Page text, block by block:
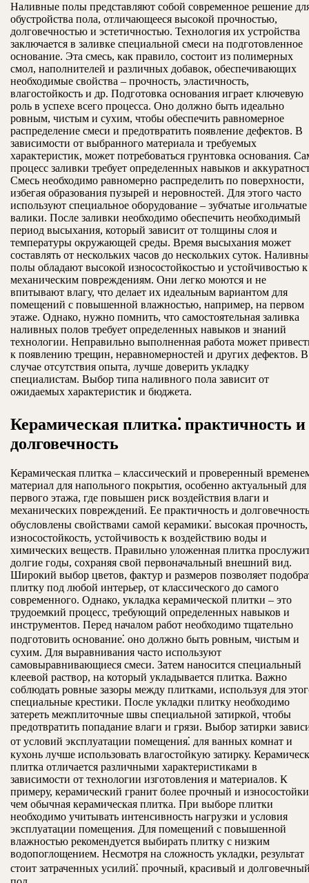
Наливные полы представляют собой современное решение
обустройства пола, отличающееся высокой прочностью,
долговечностью и эстетичностью. Технология их устройства
заключается в заливке специальной смеси на подготовленное
основание. Эта смесь, как правило, состоит из полимерных
смол, наполнителей и различных добавок, обеспечивающих
необходимые свойства – прочность, эластичность,
влагостойкость и др. Подготовка основания играет ключевую
роль в успехе всего процесса. Оно должно быть идеально
ровным, чистым и сухим, чтобы обеспечить равномерное
распределение смеси и предотвратить появление дефектов. В
зависимости от выбранного материала и требуемых
характеристик, может потребоваться грунтовка основания.
процесс заливки требует определенных навыков и
Смесь необходимо равномерно распределить по поверхности,
избегая образования пузырей и неровностей. Для этого часто
используют специальное оборудование – зубчатые игольчатые
валики. После заливки необходимо обеспечить необходимый
период высыхания, который зависит от толщины слоя и
температуры окружающей среды. Время высыхания может
составлять от нескольких часов до нескольких суток.
полы обладают высокой износостойкостью и устойчивостью к
механическим повреждениям. Они легко моются и не
впитывают влагу, что делает их идеальным вариантом для
помещений с повышенной влажностью, например, на первом
этаже. Однако, нужно помнить, что самостоятельная заливка
наливных полов требует определенных навыков и знаний
технологии. Неправильно выполненная работа может
к появлению трещин, неравномерностей и других дефектов. В
случае отсутствия опыта, лучше доверить укладку
специалистам. Выбор типа наливного пола зависит от
ожидаемых характеристик и бюджета.
Керамическая плитка⁚ практичность и
долговечность
Керамическая плитка – классический и проверенный
материал для напольного покрытия, особенно актуальный для
первого этажа, где повышен риск воздействия влаги и
механических повреждений. Ее практичность и долговечность
обусловлены свойствами самой керамики⁚ высокая прочность,
износостойкость, устойчивость к воздействию воды и
химических веществ. Правильно уложенная плитка
долгие годы, сохраняя свой первоначальный внешний вид.
Широкий выбор цветов, фактур и размеров позволяет
плитку под любой интерьер, от классического до самого
современного. Однако, укладка керамической плитки – это
трудоемкий процесс, требующий определенных навыков и
инструментов. Перед началом работ необходимо тщательно
подготовить основание⁚ оно должно быть ровным, чистым и
сухим. Для выравнивания часто используют
самовыравнивающиеся смеси. Затем наносится специальный
клеевой раствор, на который укладывается плитка. Важно
соблюдать ровные зазоры между плитками, используя для
специальные крестики. После укладки плитку необходимо
затереть межплиточные швы специальной затиркой, чтобы
предотвратить попадание влаги и грязи. Выбор затирки
от условий эксплуатации помещения⁚ для ванных комнат и
кухонь лучше использовать влагостойкую затирку.
плитка отличается различными характеристиками в
зависимости от технологии изготовления и материалов. К
примеру, керамический гранит более прочный и
чем обычная керамическая плитка. При выборе плитки
необходимо учитывать интенсивность нагрузки и условия
эксплуатации помещения. Для помещений с повышенной
влажностью рекомендуется выбирать плитку с низким
водопоглощением. Несмотря на сложность укладки, результат
стоит затраченных усилий⁚ прочный, красивый и